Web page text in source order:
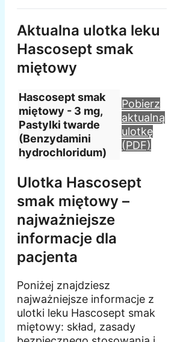
Aktualna ulotka leku
Hascosept smak
miętowy
Hascosept smak
miętowy - 3 mg,
Pastylki twarde
(Benzydamini
hydrochloridum)
Pobierz
aktualną
ulotkę
(PDF)
Ulotka Hascosept
smak miętowy –
najważniejsze
informacje dla
pacjenta
Poniżej znajdziesz
najważniejsze informacje z
ulotki leku Hascosept smak
miętowy: skład, zasady